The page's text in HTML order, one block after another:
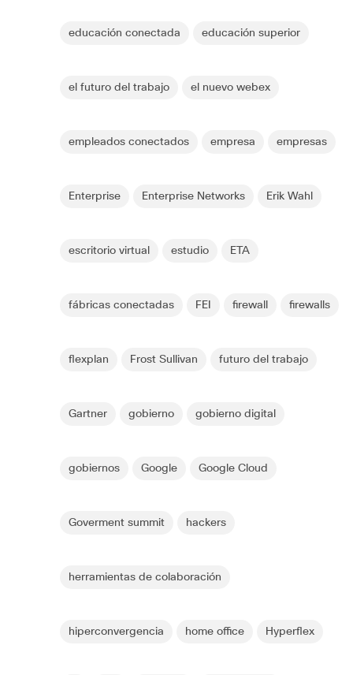
educación conectada educación superior
el futuro del trabajo el nuevo webex
empleados conectados empresa empresas
Enterprise Enterprise Networks Erik Wahl
escritorio virtual estudio ETA
fábricas conectadas FEI firewall firewalls
flexplan Frost Sullivan futuro del trabajo
Gartner gobierno gobierno digital
gobiernos Google Google Cloud
Goverment summit hackers
herramientas de colaboración
hiperconvergencia home office Hyperflex